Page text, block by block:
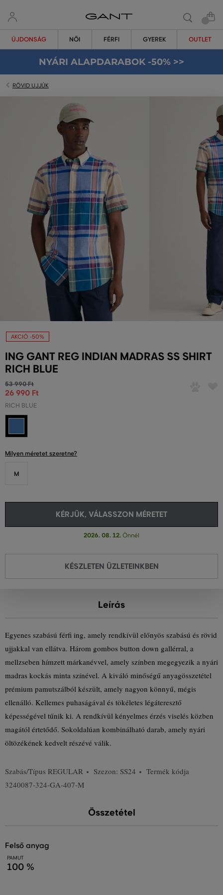
ÚJDONSÁG NŐI FÉRFI GYEREK OUTLET
NYÁRI ALAPDARABOK -50% >>
RÖVID UJJÚK
AKCIÓ -50%
ING GANT REG INDIAN MADRAS SS SHIRT
RICH BLUE
53 990 Ft
26 990 Ft
RICH BLUE
Milyen méretet szeretne?
M
KÉRJÜK, VÁLASSZON MÉRETET
2026. 08. 12. Önnél
KÉSZLETEN ÜZLETEINKBEN
Leírás
Egyenes szabású férfi ing, amely rendkívül előnyös szabású és rövid
ujjakkal van ellátva. Három gombos button down gallérral, a
mellzseben hímzett márkanévvel, amely színben megegyezik a nyári
madras kockás minta színével. A kiváló minőségű anyagösszetétel
prémium pamutszálból készült, amely nagyon könnyű, mégis
ellenálló. Kellemes puhaságával és tökéletes légáteresztő
képességével tűnik ki. A rendkívül kényelmes érzés viselés közben
magától értetődő. Sokoldalúan kombinálható darab, amely nyári
öltözékének kedvelt részévé válik.
Szabás/Típus REGULAR Szezon: SS24
Termék kódja
3240087-324-GA-407-M
Összetétel
felső anyag
PAMUT
100 %